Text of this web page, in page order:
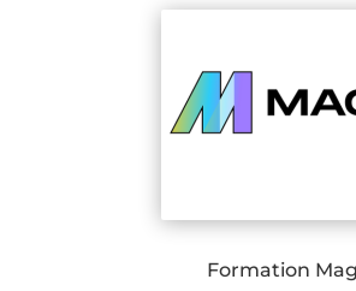
Formation